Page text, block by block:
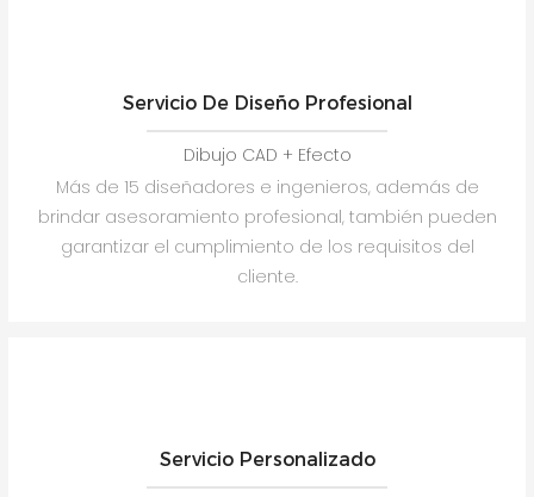
Servicio De Diseño Profesional
Dibujo CAD + Efecto
Más de 15 diseñadores e ingenieros, además de
brindar asesoramiento profesional, también pueden
garantizar el cumplimiento de los requisitos del
cliente.
Servicio Personalizado